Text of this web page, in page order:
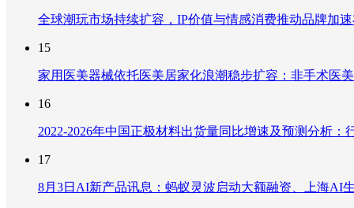
全球潮玩市场持续扩容，IP价值与情感消费推动品牌加
15
家用医美器械依托医美居家化浪潮稳步扩容：非手术医
16
2022-2026年中国正极材料出货量同比增速及预测分析
17
8月3日AI新产品讯息：蚂蚁灵波启动大额融资、上海AI